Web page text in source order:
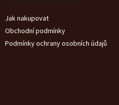
Jak nakupovat
Obchodní podmínky
Podmínky ochrany osobních údajů